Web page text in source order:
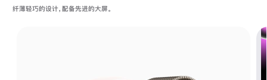
纤薄轻巧的设计，配备先进的大屏。